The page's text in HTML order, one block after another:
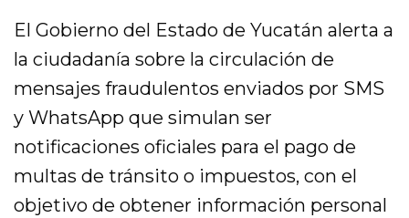
El Gobierno del Estado de Yucatán alerta a
la ciudadanía sobre la circulación de
mensajes fraudulentos enviados por SMS
y WhatsApp que simulan ser
notificaciones oficiales para el pago de
multas de tránsito o impuestos, con el
objetivo de obtener información personal